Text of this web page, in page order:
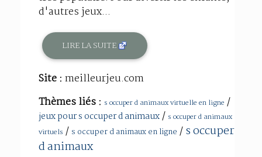
d'autres jeux...
LIRE LA SUITE
Site : meilleurjeu.com
Thèmes liés : s occuper d animaux virtuelle en ligne /
jeux pour s occuper d animaux/ s occuper d animaux
virtuels / s occuper d animaux en ligne /s occuper
d animaux